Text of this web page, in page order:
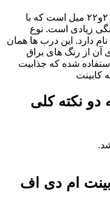
ضخامت این درب ها ۱۶ میل و ۱۸ و١٩و٢٠و٢٢ میل است که با
تیپ و تنوع رنگی زیادی است. نوع
دارد. این درب ها همان
از رنگ های براق
شده که جذابیت
کابینت
دو نکته کلی
ام دی اف